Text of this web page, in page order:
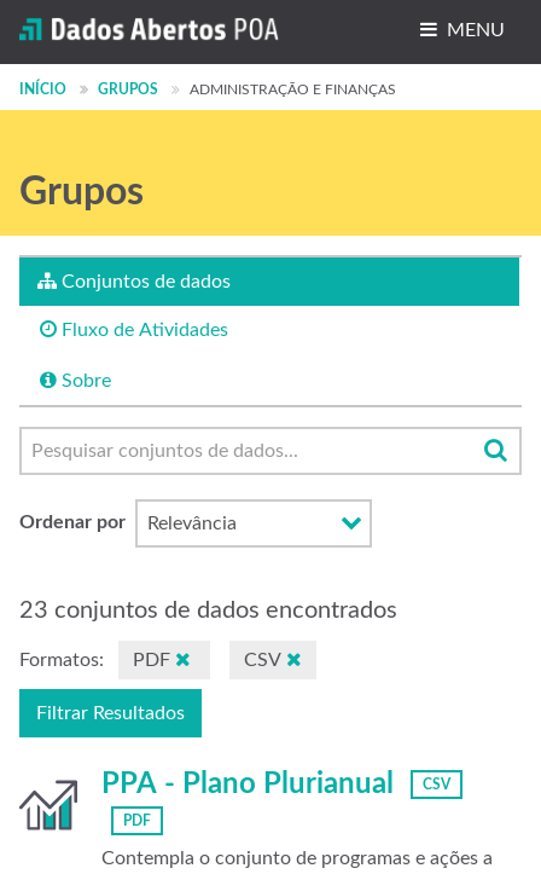
MENU
Conjuntos de dados
Grupos
INÍCIO GRUPOS ADMINISTRAÇÃO E FINANÇAS
Grupos
Conjuntos de dados
Fluxo de Atividades
Sobre
Ordenar por
23 conjuntos de dados encontrados
Formatos: PDF CSV
Filtrar Resultados
PPA - Plano Plurianual CSV
PDF
Contempla o conjunto de programas e ações a